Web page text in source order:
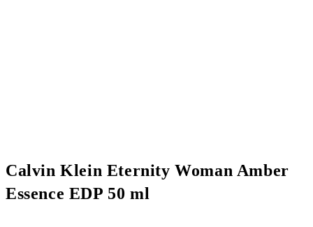
Calvin Klein Eternity Woman Amber
Essence EDP 50 ml